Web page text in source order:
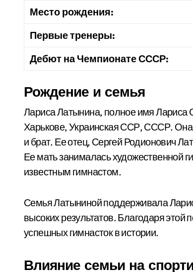
Место рождения:
Первые тренеры:
Дебют на Чемпионате СССР:
Рождение и семья
Лариса Латынина, полное имя Лариса
Харькове, Украинская ССР, СССР. Она
и брат. Ее отец, Сергей Родионович
Ее мать занималась художественной
известным гимнастом.
Семья Латыниной поддерживала
высоких результатов. Благодаря
успешных гимнасток в истории.
Влияние семьи на